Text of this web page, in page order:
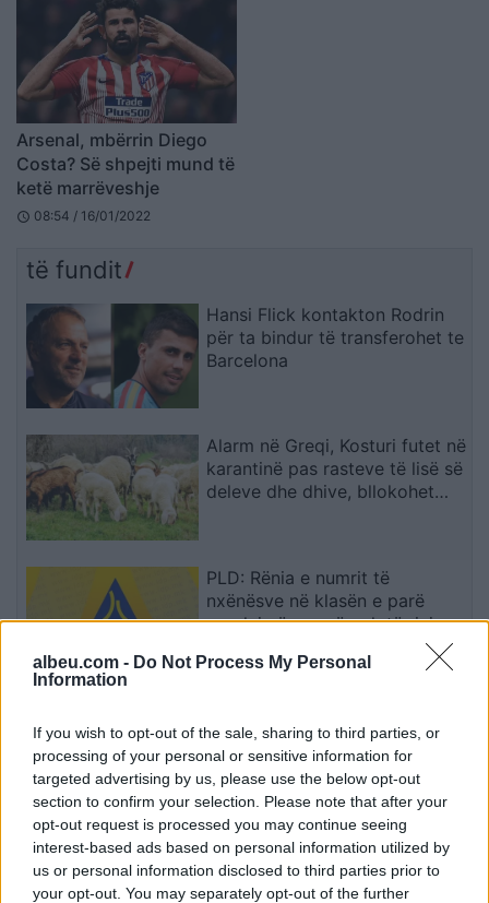
albeu.com - Do Not Process My Personal
Information
If you wish to opt-out of the sale, sharing to third parties, or
processing of your personal or sensitive information for
targeted advertising by us, please use the below opt-out
section to confirm your selection. Please note that after your
opt-out request is processed you may continue seeing
interest-based ads based on personal information utilized by
us or personal information disclosed to third parties prior to
your opt-out. You may separately opt-out of the further
Arsenal, mbërrin Diego
Costa? Së shpejti mund të
ketë marrëveshje
schedule 08:54 / 16/01/2022
të fundit
Hansi Flick kontakton Rodrin
për ta bindur të transferohet te
Barcelona
Alarm në Greqi, Kosturi futet në
karantinë pas rasteve të lisë së
deleve dhe dhive, bllokohet
PLD: Rënia e numrit të
nxënësve në klasën e parë
paralajmëron më pak të rinj,
fuqi punëtore dhe perspektivë
për Maqedoninë
Sarandë-Ksamil, njëri nga të
plagosurit dërgohet në spitalin
e Traumës në Tiranë
Republikanët kërkojnë ndjekje
penale për Anthony Faucin pas
heshtjes së tij para Senatit